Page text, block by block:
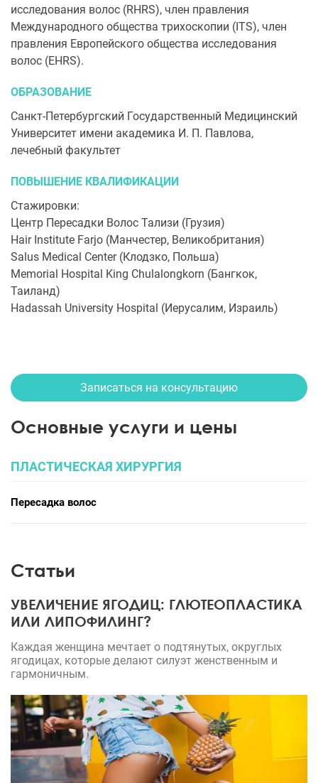
исследования волос (RHRS), член правления
Международного общества трихоскопии (ITS), член
правления Европейского общества исследования
волос (EHRS).
ОБРАЗОВАНИЕ
Санкт-Петербургский Государственный Медицинский
Университет имени академика И. П. Павлова,
лечебный факультет
ПОВЫШЕНИЕ КВАЛИФИКАЦИИ
Стажировки:
Центр Пересадки Волос Тализи (Грузия)
Hair Institute Farjo (Манчестер, Великобритания)
Salus Medical Center (Клодзко, Польша)
Memorial Hospital King Chulalongkorn (Бангкок,
Таиланд)
Hadassah University Hospital (Иерусалим, Израиль)
Записаться на консультацию
Основные услуги и цены
ПЛАСТИЧЕСКАЯ ХИРУРГИЯ
Пересадка волос
Статьи
УВЕЛИЧЕНИЕ ЯГОДИЦ: ГЛЮТЕОПЛАСТИКА
ИЛИ ЛИПОФИЛИНГ?
Каждая женщина мечтает о подтянутых, округлых
ягодицах, которые делают силуэт женственным и
гармоничным.